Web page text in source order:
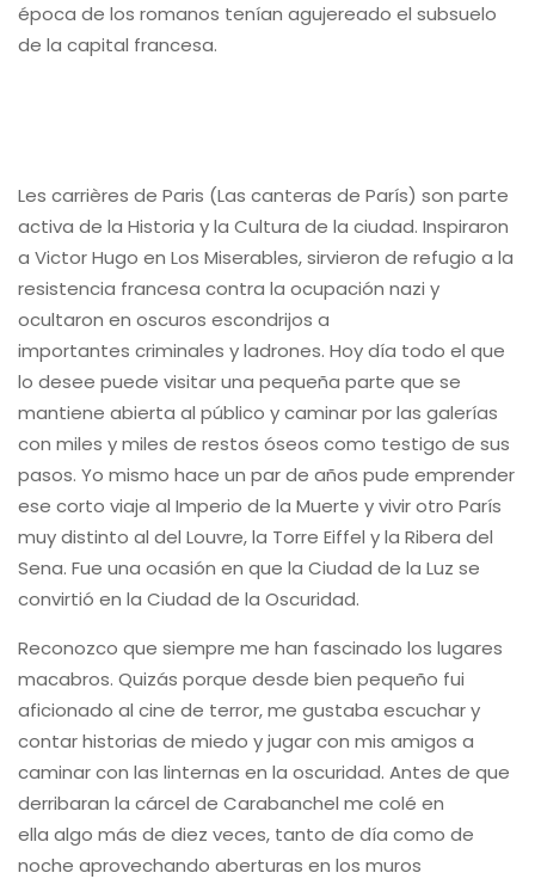
época de los romanos tenían agujereado el subsuelo
de la capital francesa.
Les carrières de Paris (Las canteras de París) son parte
activa de la Historia y la Cultura de la ciudad. Inspiraron
a Victor Hugo en Los Miserables, sirvieron de refugio a la
resistencia francesa contra la ocupación nazi y
ocultaron en oscuros escondrijos a
importantes criminales y ladrones. Hoy día todo el que
lo desee puede visitar una pequeña parte que se
mantiene abierta al público y caminar por las galerías
con miles y miles de restos óseos como testigo de sus
pasos. Yo mismo hace un par de años pude emprender
ese corto viaje al Imperio de la Muerte y vivir otro París
muy distinto al del Louvre, la Torre Eiffel y la Ribera del
Sena. Fue una ocasión en que la Ciudad de la Luz se
convirtió en la Ciudad de la Oscuridad.
Reconozco que siempre me han fascinado los lugares
macabros. Quizás porque desde bien pequeño fui
aficionado al cine de terror, me gustaba escuchar y
contar historias de miedo y jugar con mis amigos a
caminar con las linternas en la oscuridad. Antes de que
derribaran la cárcel de Carabanchel me colé en
ella algo más de diez veces, tanto de día como de
noche aprovechando aberturas en los muros